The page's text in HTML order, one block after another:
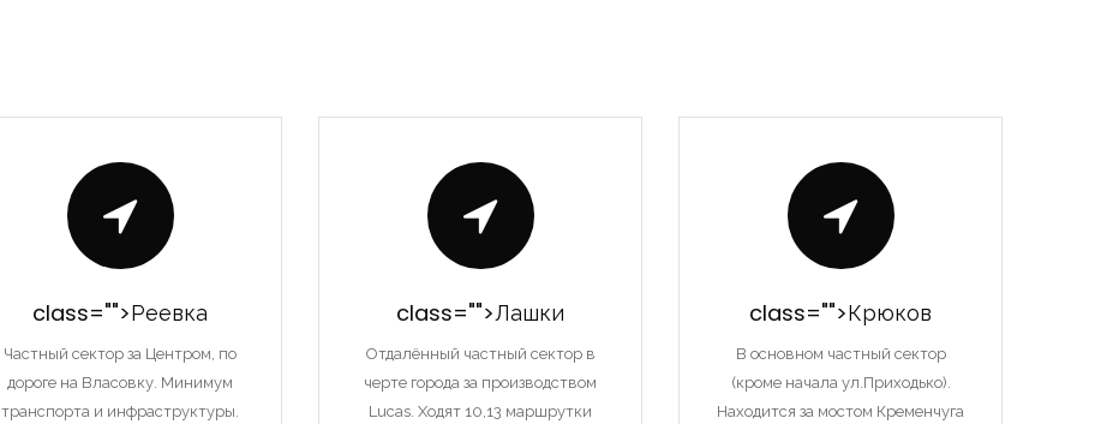
class="">Реевка
Частный сектор за Центром, по
дороге на Власовку. Минимум
транспорта и инфраструктуры.
class="">Лашки
Отдалённый частный сектор в
черте города за производством
Lucas. Ходят 10,13 маршрутки
class="">Крюков
В основном частный сектор
(кроме начала ул.Приходько).
Находится за мостом Кременчуга